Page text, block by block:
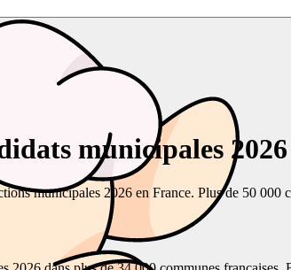
municipales
municipales 2026 en France. Plus de 50